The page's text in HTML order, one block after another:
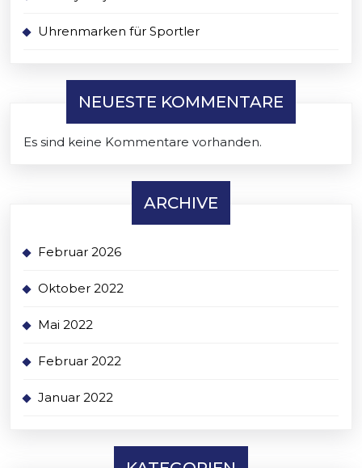
Uhrenmarken für Sportler
NEUESTE KOMMENTARE
Es sind keine Kommentare vorhanden.
ARCHIVE
Februar 2026
Oktober 2022
Mai 2022
Februar 2022
Januar 2022